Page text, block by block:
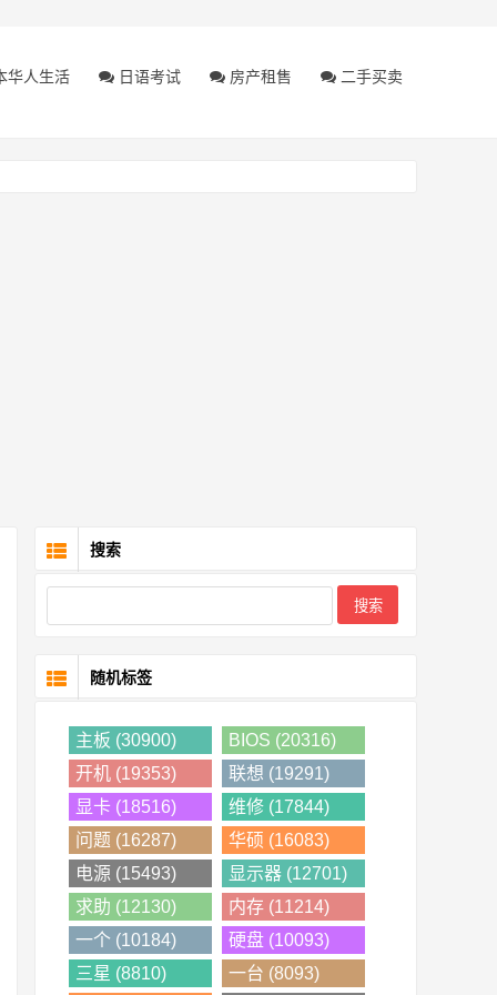
华人生活 日语考试 房产租售 二手买卖
搜索
随机标签
主板 (30900)
BIOS (20316)
开机 (19353)
联想 (19291)
显卡 (18516)
维修 (17844)
问题 (16287)
华硕 (16083)
电源 (15493)
显示器 (12701)
求助 (12130)
内存 (11214)
一个 (10184)
硬盘 (10093)
三星 (8810)
一台 (8093)